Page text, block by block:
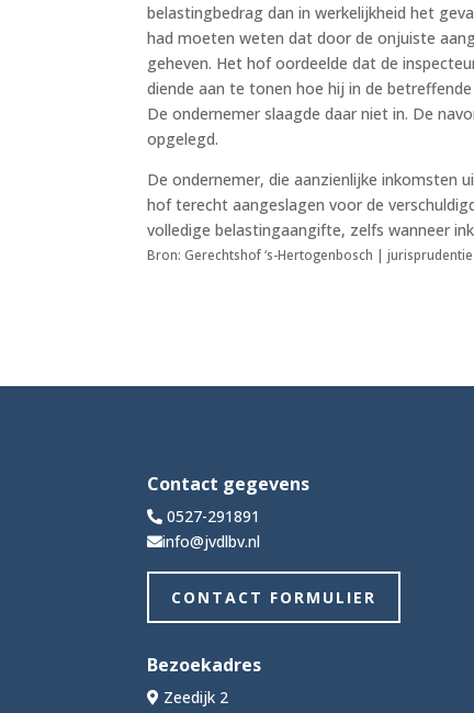
belastingbedrag dan in werkelijkheid het
had moeten weten dat door de onjuiste
geheven. Het hof oordeelde dat de
diende aan te tonen hoe hij in de
De ondernemer slaagde daar niet in. De
opgelegd.
De ondernemer, die aanzienlijke inkomsten
hof terecht aangeslagen voor de
volledige belastingaangifte, zelfs wanneer
Bron: Gerechtshof ‘s-Hertogenbosch |
Contact gegevens
0527-291891
info@jvdlbv.nl
CONTACT FORMULIER
Bezoekadres
Zeedijk 2